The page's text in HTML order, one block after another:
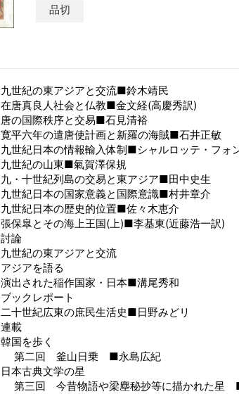
品切
九世紀の東アジアと交流■鈴木靖民
在唐真良人社会と仏教■金文経(高慶秀訳)
唐の国際秩序と交易■石見清裕
寛平六年の遣唐使計画と新羅の海賊■石井正敏
九世紀日本の情報輸入体制■シャルロッテ・フォ
九世紀の山東■氣賀澤保規
九・十世紀列島の交易と東アジア■田中史生
九世紀日本の国家意義と国際意識■村井章介
九世紀日本の歴史的位置■佐々木恵介
張保皐とその海上王国(上)■李基東(近藤浩一訳)
討論
九世紀の東アジアと交流
アジアを語る
演出された稲作国家・日本■溝尾秀和
ブックレポート
二十世紀広東の庶民生活史■日野みどリ
連載
韓国を歩く
第二回 釜山日乗 ■永島広紀
日本古典文学の星
第三回 今昔物語や梁塵秘抄等に描かれた星